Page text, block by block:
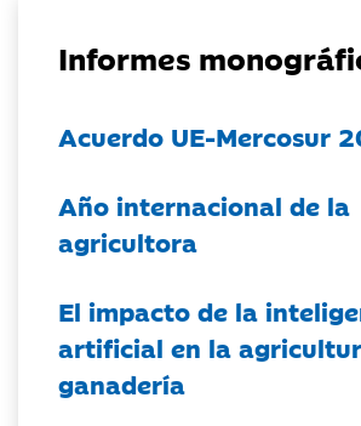
Informes
Acuerdo UE-Mercosur
Año internacional de la
agricultora
El impacto de la
artificial en la
ganadería